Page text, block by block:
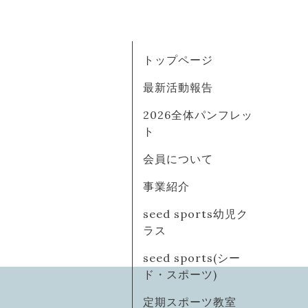
トップページ
最新活動報告
2026全体パンフレッ
ト
会員について
事業紹介
seed sports幼児ク
ラス
seed sports(シー
ド・スポーツ)
定期スポーツ教室